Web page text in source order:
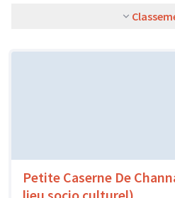
Petite Caserne De